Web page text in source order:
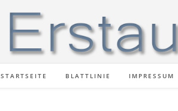
STARTSEITE BLATTLINIE IMPRESSUM